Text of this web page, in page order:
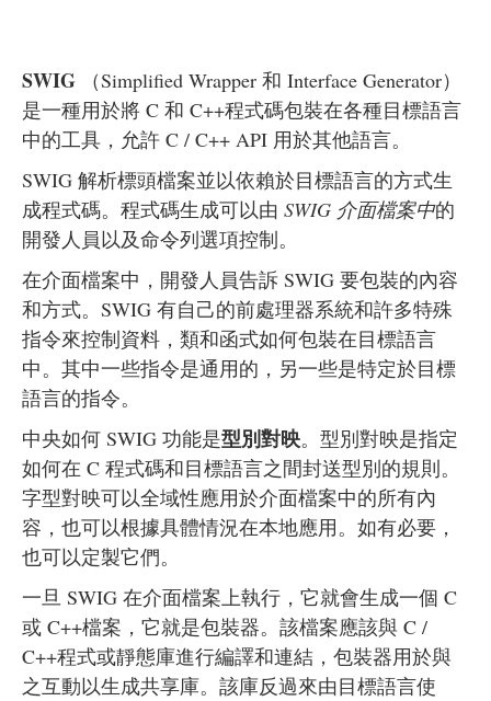
SWIG （Simplified Wrapper 和 Interface Generator）
是一種用於將 C 和 C++程式碼包裝在各種目標語言
中的工具，允許 C / C++ API 用於其他語言。
SWIG 解析標頭檔案並以依賴於目標語言的方式生
成程式碼。程式碼生成可以由 SWIG 介面檔案中的
開發人員以及命令列選項控制。
在介面檔案中，開發人員告訴 SWIG 要包裝的內容
和方式。SWIG 有自己的前處理器系統和許多特殊
指令來控制資料，類和函式如何包裝在目標語言
中。其中一些指令是通用的，另一些是特定於目標
語言的指令。
中央如何 SWIG 功能是型別對映。型別對映是指定
如何在 C 程式碼和目標語言之間封送型別的規則。
字型對映可以全域性應用於介面檔案中的所有內
容，也可以根據具體情況在本地應用。如有必要，
也可以定製它們。
一旦 SWIG 在介面檔案上執行，它就會生成一個 C
或 C++檔案，它就是包裝器。該檔案應該與 C /
C++程式或靜態庫進行編譯和連結，包裝器用於與
之互動以生成共享庫。該庫反過來由目標語言使